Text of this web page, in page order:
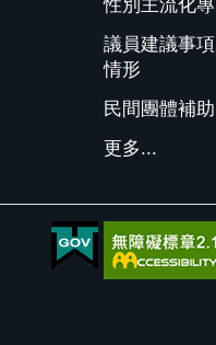
性別主流化
議員建議事
情形
民間團體補助
更多...